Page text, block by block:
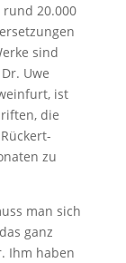
20.000
sind
Uwe
ist
die
zu
man sich
ganz
Ihm haben